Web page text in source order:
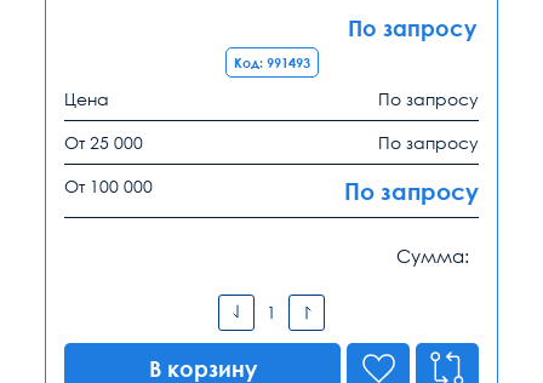
По запросу
Код: 991493
Цена По запросу
От 25 000 По запросу
От 100 000 По запросу
Сумма:
В корзину